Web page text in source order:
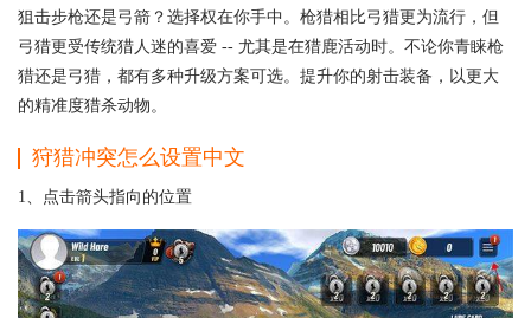
狙击步枪还是弓箭？选择权在你手中。枪猎相比弓猎更为流行，但
弓猎更受传统猎人迷的喜爱 -- 尤其是在猎鹿活动时。不论你青睐枪
猎还是弓猎，都有多种升级方案可选。提升你的射击装备，以更大
的精准度猎杀动物。
狩猎冲突怎么设置中文
1、点击箭头指向的位置